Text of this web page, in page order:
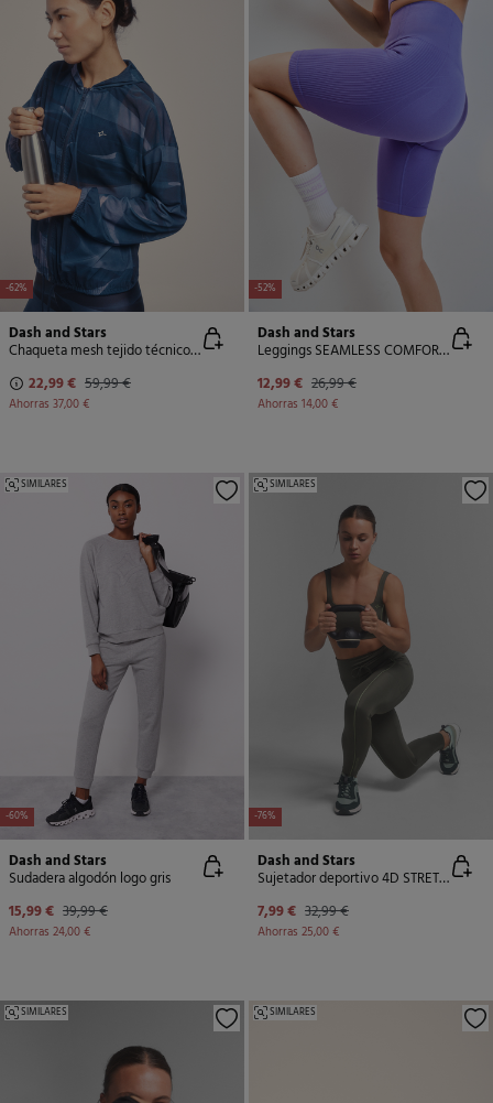
-62%
Dash and Stars
Chaqueta mesh tejido técnico ligero
22,99 € 59,99 €
Ahorras 37,00 €
-52%
Dash and Stars
Leggings SEAMLESS COMFORT ciclista morado
12,99 € 26,99 €
Ahorras 14,00 €
-60%
SIMILARES
Dash and Stars
Sudadera algodón logo gris
15,99 € 39,99 €
Ahorras 24,00 €
-76%
SIMILARES
Dash and Stars
Sujetador deportivo 4D STRETCH kaki oscuro
7,99 € 32,99 €
Ahorras 25,00 €
SIMILARES SIMILARES